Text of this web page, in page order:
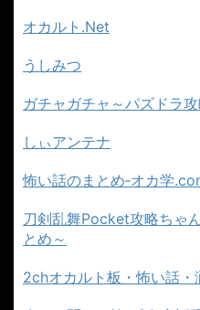
オカルト.Net
うしみつ
ガチャガチャ～パズドラ
しぃアンテナ
怖い話のまとめ‐オカ学
刀剣乱舞Pocket攻略ちゃ
とめ～
2chオカルト板・怖い話